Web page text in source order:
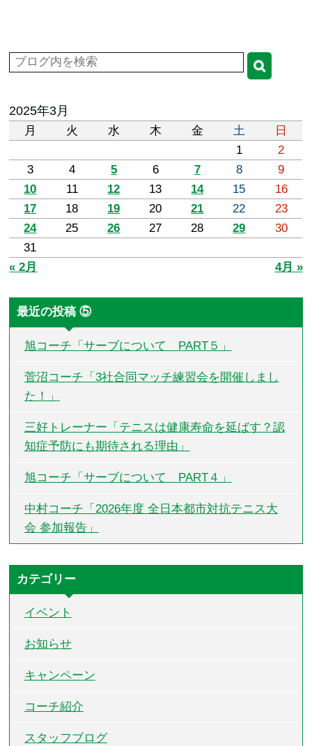
2025年3月
月 火 水 木 金 土
日
1
2
3
4 5 6 7 8
9
10
11 12 13 14 15
16
17
18 19 20 21 22
23
24
25 26 27 28 29
30
31
« 2月
4月 »
最近の投稿 ⑤
旭コーチ「サーブについて PART５」
菅沼コーチ「3社合同マッチ練習会を開催しまし
た！」
三好トレーナー「テニスは健康寿命を延ばす？認
知症予防にも期待される理由」
旭コーチ「サーブについて PART４」
中村コーチ「2026年度 全日本都市対抗テニス大
会 参加報告」
カテゴリー
イベント
お知らせ
キャンペーン
コーチ紹介
スタッフブログ